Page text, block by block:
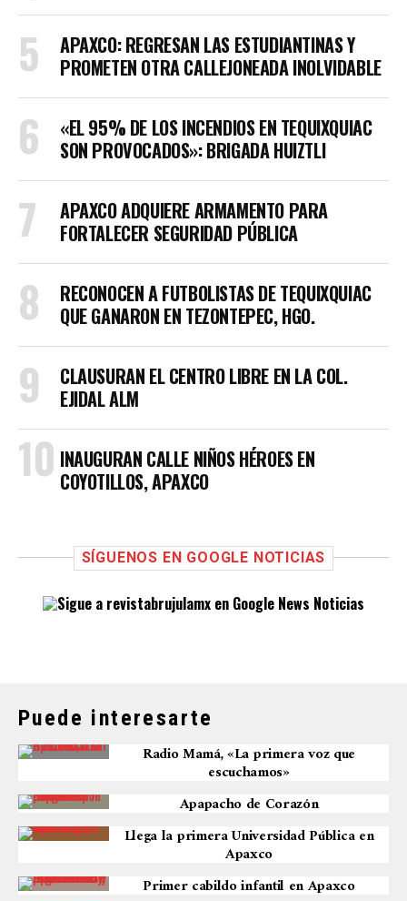
APAXCO: REGRESAN LAS ESTUDIANTINAS Y
PROMETEN OTRA CALLEJONEADA INOLVIDABLE
«EL 95% DE LOS INCENDIOS EN TEQUIXQUIAC
SON PROVOCADOS»: BRIGADA HUIZTLI
APAXCO ADQUIERE ARMAMENTO PARA
FORTALECER SEGURIDAD PÚBLICA
RECONOCEN A FUTBOLISTAS DE TEQUIXQUIAC
QUE GANARON EN TEZONTEPEC, HGO.
CLAUSURAN EL CENTRO LIBRE EN LA COL.
EJIDAL ALM
INAUGURAN CALLE NIÑOS HÉROES EN
COYOTILLOS, APAXCO
SÍGUENOS EN GOOGLE NOTICIAS
Puede interesarte
Radio Mamá, «La primera voz que
escuchamos»
Apapacho de Corazón
Llega la primera Universidad Pública en
Apaxco
Primer cabildo infantil en Apaxco